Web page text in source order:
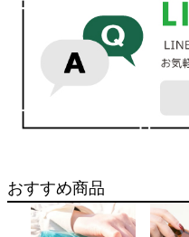
おすすめ商品